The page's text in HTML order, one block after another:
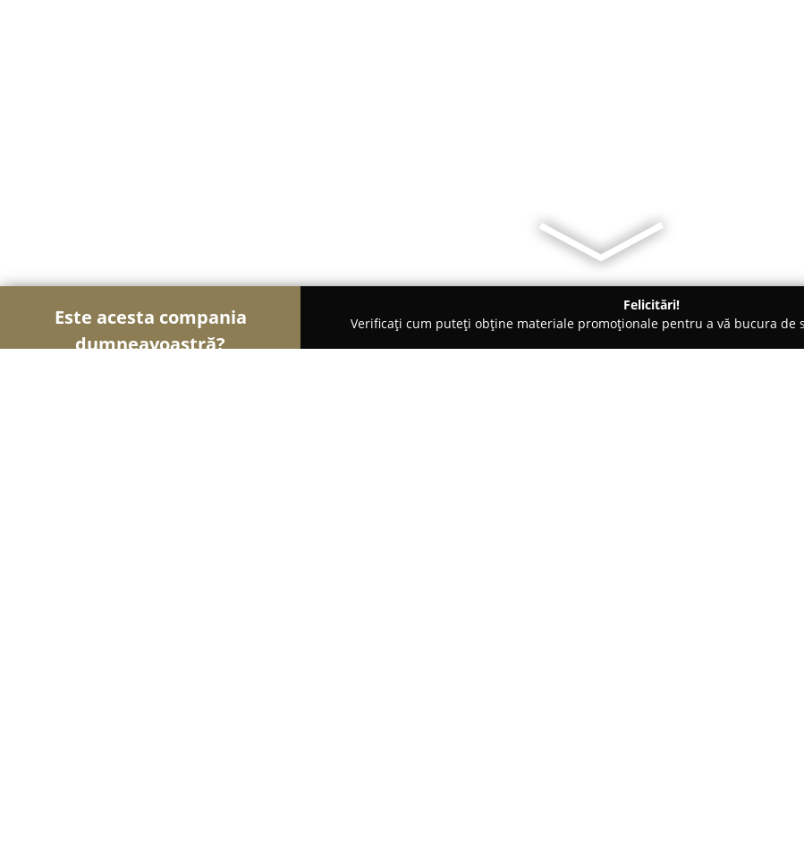
Este acesta compania
dumneavoastră?
Felicitări!
Verificați cum puteți obține materiale promoționale pentru a vă bucura de